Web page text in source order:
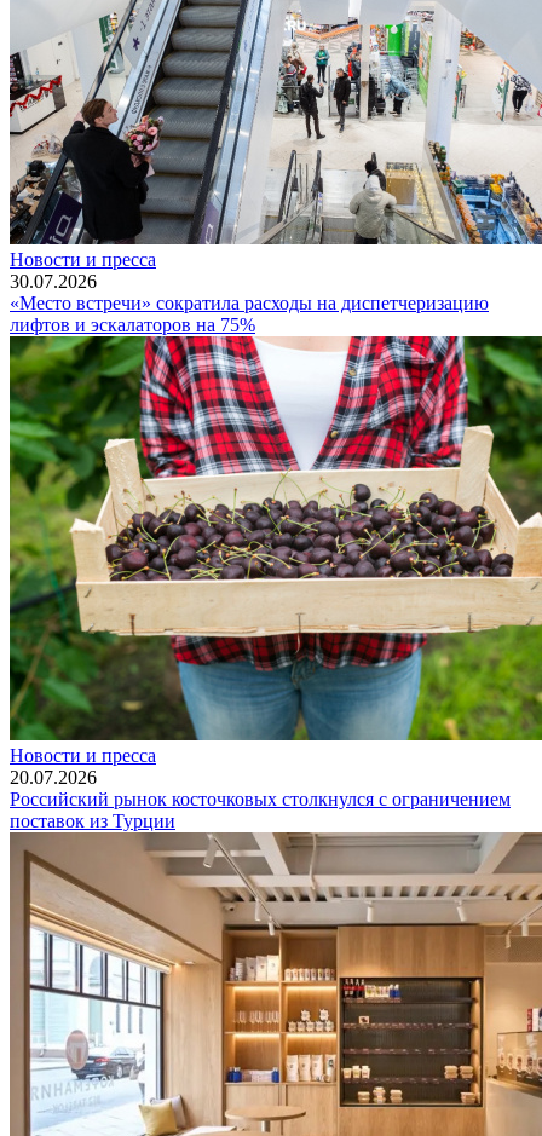
Новости и пресса
30.07.2026
«Место встречи» сократила расходы на диспетчеризацию
лифтов и эскалаторов на 75%
Новости и пресса
20.07.2026
Российский рынок косточковых столкнулся с ограничением
поставок из Турции